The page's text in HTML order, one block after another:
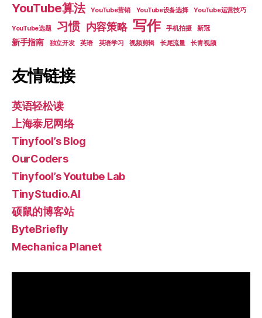
YouTube算法 YouTube营销 YouTube设备选择 YouTube运营技巧
YouTube选题 习惯 内容策略 写作 手机拍摄 新冠
新手指南 独立开发 英语 英语学习 视频剪辑 长尾流量 长青视频
友情链接
英语轻松读
上海泰尼网络
Tinyfool’s Blog
OurCoders
Tinyfool’s Youtube Lab
TinyStudio.AI
硕鼠的博客站
ByteBriefly
Mechanica Planet